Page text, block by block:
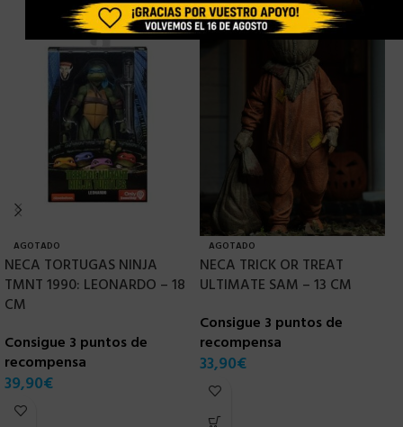
AGOTADO
NECA TORTUGAS NINJA
TMNT 1990: LEONARDO – 18
CM
Consigue 3 puntos de
recompensa
39,90€
AGOTADO
NECA TRICK OR TREAT
ULTIMATE SAM – 13 CM
Consigue 3 puntos de
recompensa
33,90€